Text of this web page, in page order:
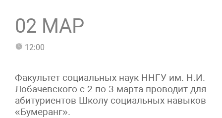
02 МАР
12:00
Факультет социальных наук ННГУ им. Н.И.
Лобачевского с 2 по 3 марта проводит для
абитуриентов Школу социальных навыков
«Бумеранг».